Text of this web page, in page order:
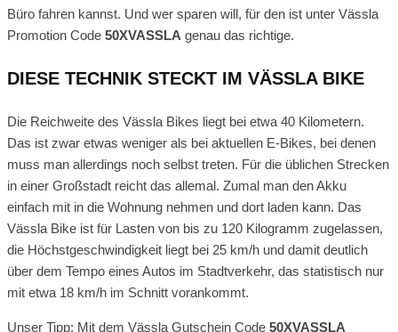
Büro fahren kannst. Und wer sparen will, für den ist unter Vässla
Promotion Code 50XVASSLA genau das richtige.
DIESE TECHNIK STECKT IM VÄSSLA BIKE
Die Reichweite des Vässla Bikes liegt bei etwa 40 Kilometern.
Das ist zwar etwas weniger als bei aktuellen E-Bikes, bei denen
muss man allerdings noch selbst treten. Für die üblichen Strecken
in einer Großstadt reicht das allemal. Zumal man den Akku
einfach mit in die Wohnung nehmen und dort laden kann. Das
Vässla Bike ist für Lasten von bis zu 120 Kilogramm zugelassen,
die Höchstgeschwindigkeit liegt bei 25 km/h und damit deutlich
über dem Tempo eines Autos im Stadtverkehr, das statistisch nur
mit etwa 18 km/h im Schnitt vorankommt.
Unser Tipp: Mit dem Vässla Gutschein Code 50XVASSLA